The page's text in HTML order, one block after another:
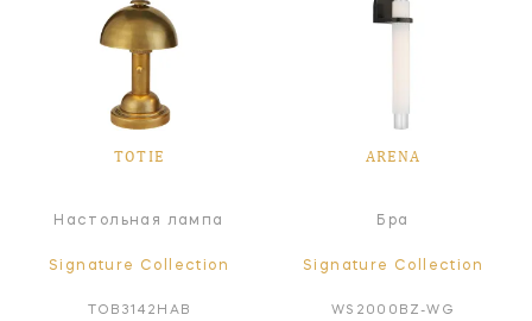
TOTIE
Настольная лампа
Signature Collection
TOB3142HAB
ARENA
Бра
Signature Collection
WS2000BZ-WG